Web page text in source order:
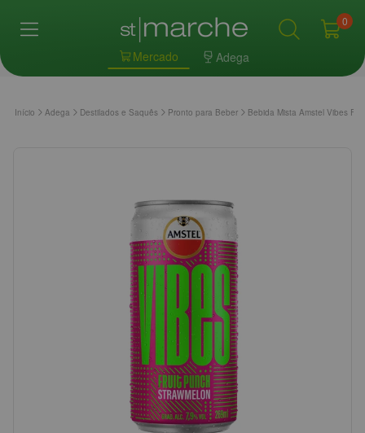
Mercado Adega
0
Início Adega Destilados e Saquês Pronto para Beber Bebida Mista Amstel Vibes